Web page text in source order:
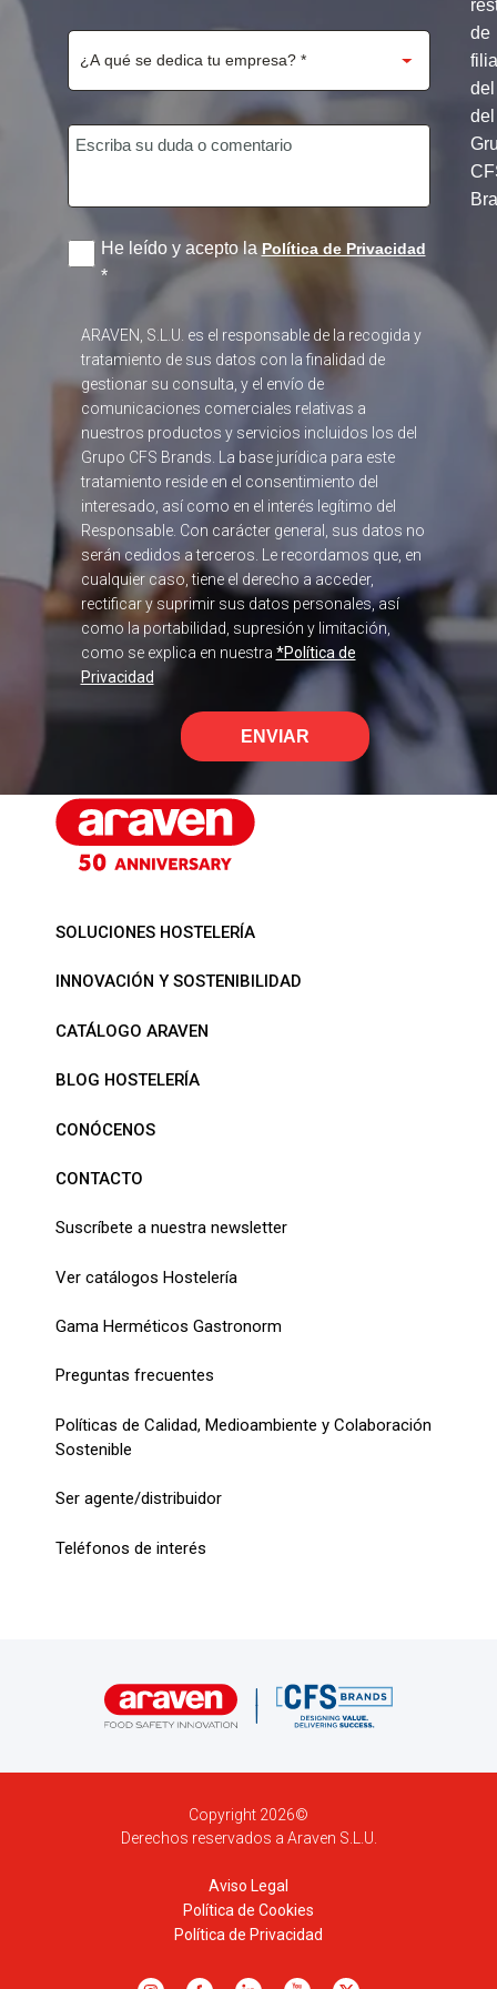
de
del
del
He leído y acepto laPolítica de Privacidad
*
ARAVEN, S.L.U. es el responsable de la recogida y
tratamiento de sus datos con la finalidad de
gestionar su consulta, y el envío de
comunicaciones comerciales relativas a
nuestros productos y servicios incluidos los del
Grupo CFS Brands. La base jurídica para este
tratamiento reside en el consentimiento del
interesado, así como en el interés legítimo del
Responsable. Con carácter general, sus datos no
serán cedidos a terceros. Le recordamos que, en
cualquier caso, tiene el derecho a acceder,
rectificar y suprimir sus datos personales, así
como la portabilidad, supresión y limitación,
como se explica en nuestra *Política de
Privacidad
ENVIAR
SOLUCIONES HOSTELERÍA
INNOVACIÓN Y SOSTENIBILIDAD
CATÁLOGO ARAVEN
BLOG HOSTELERÍA
CONÓCENOS
CONTACTO
Suscríbete a nuestra newsletter
Ver catálogos Hostelería
Gama Herméticos Gastronorm
Preguntas frecuentes
Políticas de Calidad, Medioambiente y Colaboración
Sostenible
Ser agente/distribuidor
Teléfonos de interés
Copyright 2026©
Derechos reservados a Araven S.L.U.
Aviso Legal
Política de Cookies
Política de Privacidad